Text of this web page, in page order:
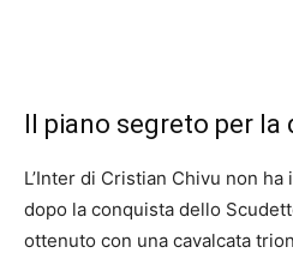
Il piano segreto per la
L’Inter di Cristian Chivu non
dopo la conquista dello
ottenuto con una cavalcata